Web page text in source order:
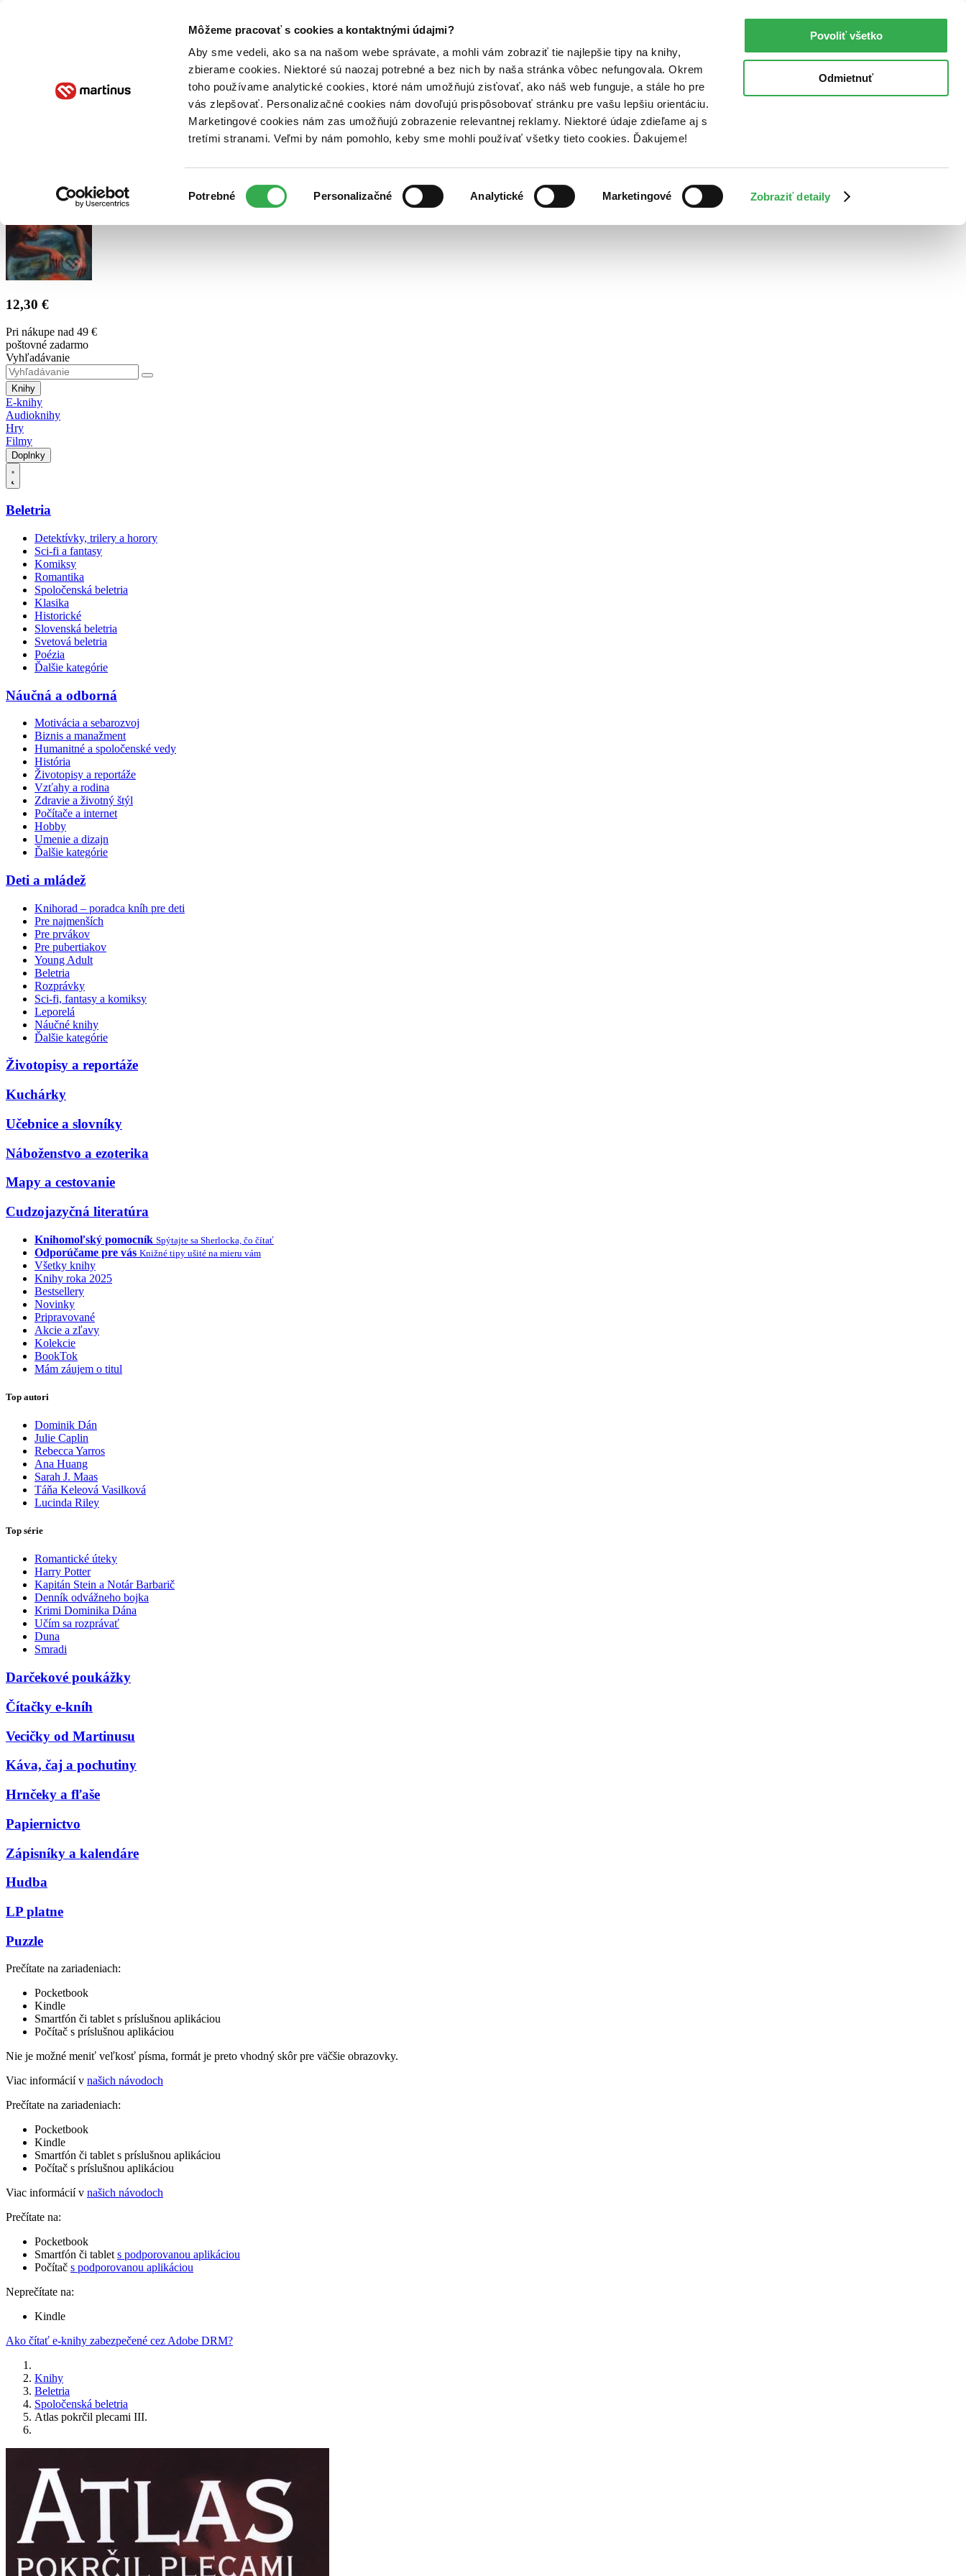
Môžeme pracovať s cookies a kontaktnými údajmi?
Aby sme vedeli, ako sa na našom webe správate, a mohli vám zobraziť tie najlepšie tipy na knihy,
zbierame cookies. Niektoré sú naozaj potrebné a bez nich by naša stránka vôbec nefungovala. Okrem
toho používame analytické cookies, ktoré nám umožňujú zisťovať, ako náš web funguje, a stále ho pre
vás zlepšovať. Personalizačné cookies nám dovoľujú prispôsobovať stránku pre vašu lepšiu orientáciu.
Marketingové cookies nám zas umožňujú zobrazenie relevantnej reklamy. Niektoré údaje zdieľame aj s
tretími stranami. Veľmi by nám pomohlo, keby sme mohli používať všetky tieto cookies. Ďakujeme!
súhlasu
Potrebné Personalizačné Analytické Marketingové Zobraziť detaily
Povoliť všetko
Odmietnuť
Poukážky Kontakt
12,30 €
Pri nákupe nad 49 €
poštovné zadarmo
Vyhľadávanie
Knihy
E-knihy
Audioknihy
Hry
Filmy
Doplnky
Beletria
Detektívky, trilery a horory
Sci-fi a fantasy
Komiksy
Romantika
Spoločenská beletria
Klasika
Historické
Slovenská beletria
Svetová beletria
Poézia
Ďalšie kategórie
Náučná a odborná
Motivácia a sebarozvoj
Biznis a manažment
Humanitné a spoločenské vedy
História
Životopisy a reportáže
Vzťahy a rodina
Zdravie a životný štýl
Počítače a internet
Hobby
Umenie a dizajn
Ďalšie kategórie
Deti a mládež
Knihorad – poradca kníh pre deti
Pre najmenších
Pre prvákov
Pre pubertiakov
Young Adult
Beletria
Rozprávky
Sci-fi, fantasy a komiksy
Leporelá
Náučné knihy
Ďalšie kategórie
Životopisy a reportáže
Kuchárky
Učebnice a slovníky
Náboženstvo a ezoterika
Mapy a cestovanie
Cudzojazyčná literatúra
Knihomoľský pomocník Spýtajte sa Sherlocka, čo čítať
Odporúčame pre vás Knižné tipy ušité na mieru vám
Všetky knihy
Knihy roka 2025
Bestsellery
Novinky
Pripravované
Akcie a zľavy
Kolekcie
BookTok
Mám záujem o titul
Top autori
Dominik Dán
Julie Caplin
Rebecca Yarros
Ana Huang
Sarah J. Maas
Táňa Keleová Vasilková
Lucinda Riley
Top série
Romantické úteky
Harry Potter
Kapitán Stein a Notár Barbarič
Denník odvážneho bojka
Krimi Dominika Dána
Učím sa rozprávať
Duna
Smradi
Darčekové poukážky
Čítačky e-kníh
Vecičky od Martinusu
Káva, čaj a pochutiny
Hrnčeky a fľaše
Papiernictvo
Zápisníky a kalendáre
Hudba
LP platne
Puzzle
Prečítate na zariadeniach:
Pocketbook
Kindle
Smartfón či tablet s príslušnou aplikáciou
Počítač s príslušnou aplikáciou
Nie je možné meniť veľkosť písma, formát je preto vhodný skôr pre väčšie obrazovky.
Viac informácií v našich návodoch
Prečítate na zariadeniach:
Pocketbook
Kindle
Smartfón či tablet s príslušnou aplikáciou
Počítač s príslušnou aplikáciou
Viac informácií v našich návodoch
Prečítate na:
Pocketbook
Smartfón či tablet s podporovanou aplikáciou
Počítač s podporovanou aplikáciou
Neprečítate na:
Kindle
Ako čítať e-knihy zabezpečené cez Adobe DRM?
Knihy
Beletria
Spoločenská beletria
Atlas pokrčil plecami III.